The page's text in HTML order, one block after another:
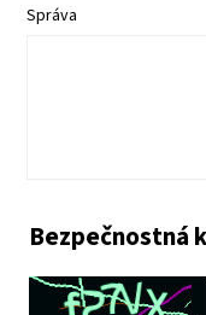
Správa
Bezpečnostná